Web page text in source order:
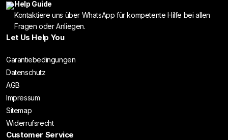
Help Guide
Kontaktiere uns über WhatsApp für kompetente Hilfe bei allen
Fragen oder Anliegen.
Let Us Help You
Garantiebedingungen
Datenschutz
AGB
Impressum
Sitemap
Widerrufsrecht
Customer Service